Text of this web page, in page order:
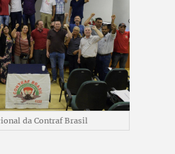
da Contraf Brasil